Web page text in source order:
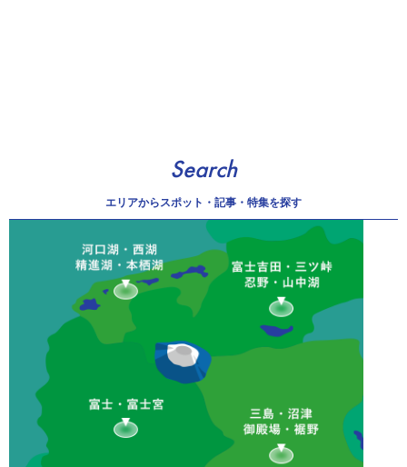
Search
エリアからスポット・記事・特集を探す